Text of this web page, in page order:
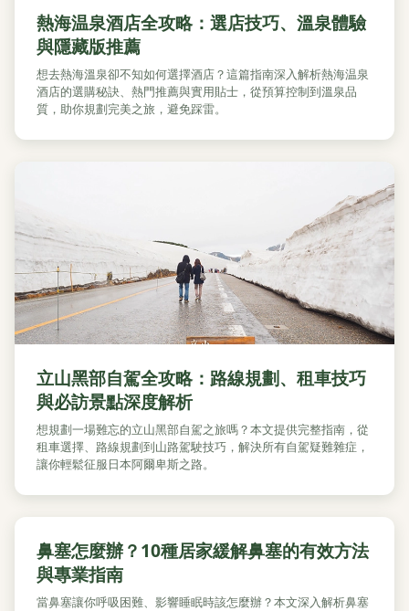
熱海温泉酒店全攻略：選店技巧、溫泉體驗
與隱藏版推薦
想去熱海溫泉卻不知如何選擇酒店？這篇指南深入解析熱海温泉
酒店的選購秘訣、熱門推薦與實用貼士，從預算控制到溫泉品
質，助你規劃完美之旅，避免踩雷。
立山黑部自駕全攻略：路線規劃、租車技巧
與必訪景點深度解析
想規劃一場難忘的立山黑部自駕之旅嗎？本文提供完整指南，從
租車選擇、路線規劃到山路駕駛技巧，解決所有自駕疑難雜症，
讓你輕鬆征服日本阿爾卑斯之路。
鼻塞怎麼辦？10種居家緩解鼻塞的有效方法
與專業指南
當鼻塞讓你呼吸困難、影響睡眠時該怎麼辦？本文深入解析鼻塞